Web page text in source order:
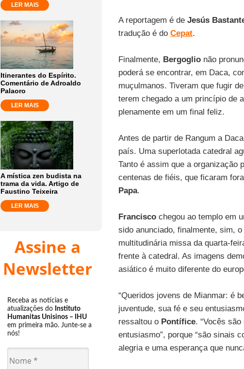
LER MAIS
Itinerantes do Espírito.
Comentário de Adroaldo
Palaoro
LER MAIS
A mística zen budista na
trama da vida. Artigo de
Faustino Teixeira
LER MAIS
Assine a
Newsletter
Receba as notícias e
atualizações do Instituto
Humanitas Unisinos – IHU
em primeira mão. Junte-se a
nós!
A reportagem é de Jesús
tradução é do Cepat.
Finalmente, Bergoglionão
poderá se encontrar, em Daca,
muçulmanos. Tiveram que fugir
terem chegado a um princípio de
plenamente em um final feliz.
Antes de partir de Rangum a
país. Uma superlotada catedral
Tanto é assim que a organização
centenas de fiéis, que ficaram
Papa.
Franciscochegou ao templo em
sido anunciado, finalmente, sim, o
multitudinária missa da quarta-
frente à catedral. As imagens
asiático é muito diferente do
“Queridos jovens de Mianmar: é
juventude, sua fé e seu
ressaltou o Pontífice. “Vocês
entusiasmo”, porque “são sinais
alegria e uma esperança que